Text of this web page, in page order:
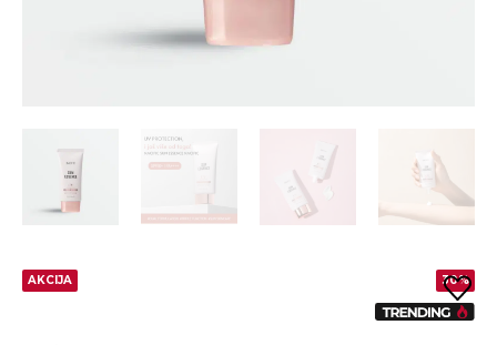
AKCIJA 30%